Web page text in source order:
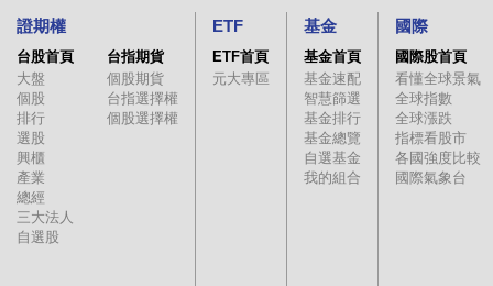
證期權
台股首頁
大盤
個股
排行
選股
興櫃
產業
總經
三大法人
自選股
台指期貨
個股期貨
台指選擇權
個股選擇權
ETF
ETF首頁
元大專區
基金
基金首頁
基金速配
智慧篩選
基金排行
基金總覽
自選基金
我的組合
國際
國際股首頁
看懂全球景氣
全球指數
全球漲跌
指標看股市
各國強度比較
國際氣象台